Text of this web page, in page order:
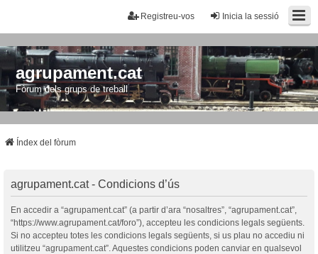
Inicia la sessió
Registreu-vos
agrupament.cat
Fòrum dels grups de treball
Índex del fòrum
agrupament.cat - Condicions d’ús
En accedir a “agrupament.cat” (a partir d’ara “nosaltres”, “agrupament.cat”,
“https://www.agrupament.cat/foro”), accepteu les condicions legals següents.
Si no accepteu totes les condicions legals següents, si us plau no accediu ni
utilitzeu “agrupament.cat”. Aquestes condicions poden canviar en qualsevol